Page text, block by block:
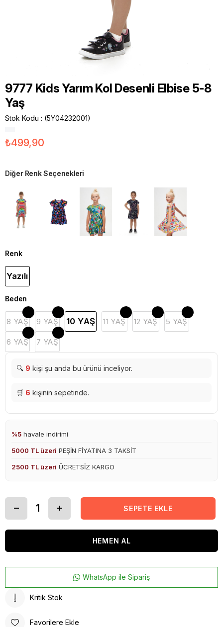
9777 Kids Yarım Kol Desenli Elbise 5-8
Yaş
Stok Kodu (5Y04232001)
₺499,90
Diğer Renk Seçenekleri
Renk
Yazılı
Beden
8 YAŞ 9 YAŞ 10 YAŞ 11 YAŞ 12 YAŞ 5 YAŞ
6 YAŞ 7 YAŞ
🔍 9 kişi şu anda bu ürünü inceliyor.
🛒 6 kişinin sepetinde.
%5 havale indirimi
5000 TL üzeri PEŞİN FİYATINA 3 TAKSİT
2500 TL üzeri ÜCRETSİZ KARGO
WhatsApp ile Sipariş
Kritik Stok
Favorilere Ekle